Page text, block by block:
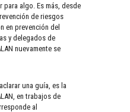
para algo. Es más, desde
de riesgos
en prevención del
y delegados de
nuevamente se
una guía, es la
en trabajos de
al